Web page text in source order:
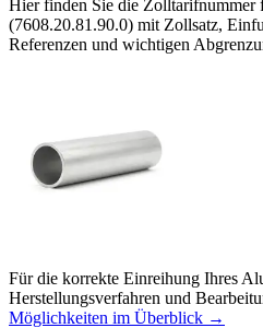
Hier finden Sie die
(7608.20.81.90.0) mit Zollsatz,
Referenzen und wichtigen
Für die korrekte Einreihung Ihres
Herstellungsverfahren und
Möglichkeiten im Überblick →